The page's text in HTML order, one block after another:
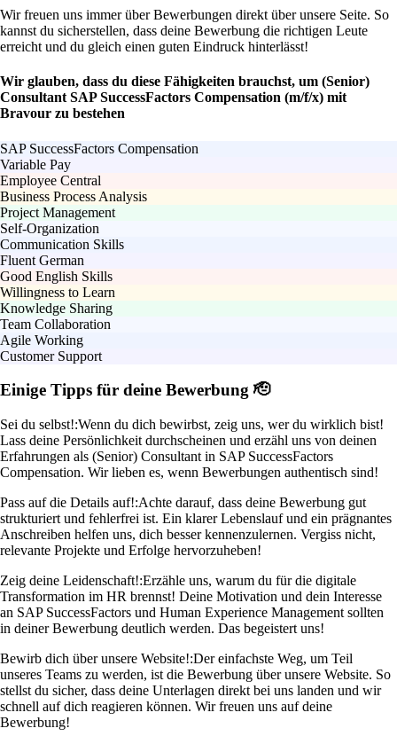
Wir freuen uns immer über Bewerbungen direkt über unsere Seite. So
kannst du sicherstellen, dass deine Bewerbung die richtigen Leute
erreicht und du gleich einen guten Eindruck hinterlässt!
Wir glauben, dass du diese Fähigkeiten brauchst, um (Senior)
Consultant SAP SuccessFactors Compensation (m/f/x) mit
Bravour zu bestehen
SAP SuccessFactors Compensation
Variable Pay
Employee Central
Business Process Analysis
Project Management
Self-Organization
Communication Skills
Fluent German
Good English Skills
Willingness to Learn
Knowledge Sharing
Team Collaboration
Agile Working
Customer Support
Einige Tipps für deine Bewerbung 🫡
Sei du selbst!:Wenn du dich bewirbst, zeig uns, wer du wirklich bist!
Lass deine Persönlichkeit durchscheinen und erzähl uns von deinen
Erfahrungen als (Senior) Consultant in SAP SuccessFactors
Compensation. Wir lieben es, wenn Bewerbungen authentisch sind!
Pass auf die Details auf!:Achte darauf, dass deine Bewerbung gut
strukturiert und fehlerfrei ist. Ein klarer Lebenslauf und ein prägnantes
Anschreiben helfen uns, dich besser kennenzulernen. Vergiss nicht,
relevante Projekte und Erfolge hervorzuheben!
Zeig deine Leidenschaft!:Erzähle uns, warum du für die digitale
Transformation im HR brennst! Deine Motivation und dein Interesse
an SAP SuccessFactors und Human Experience Management sollten
in deiner Bewerbung deutlich werden. Das begeistert uns!
Bewirb dich über unsere Website!:Der einfachste Weg, um Teil
unseres Teams zu werden, ist die Bewerbung über unsere Website. So
stellst du sicher, dass deine Unterlagen direkt bei uns landen und wir
schnell auf dich reagieren können. Wir freuen uns auf deine
Bewerbung!